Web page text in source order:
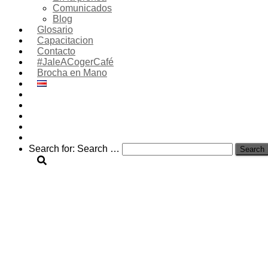
Comunicados
Blog
Glosario
Capacitacion
Contacto
#JaleACogerCafé
Brocha en Mano
Search for: Search …